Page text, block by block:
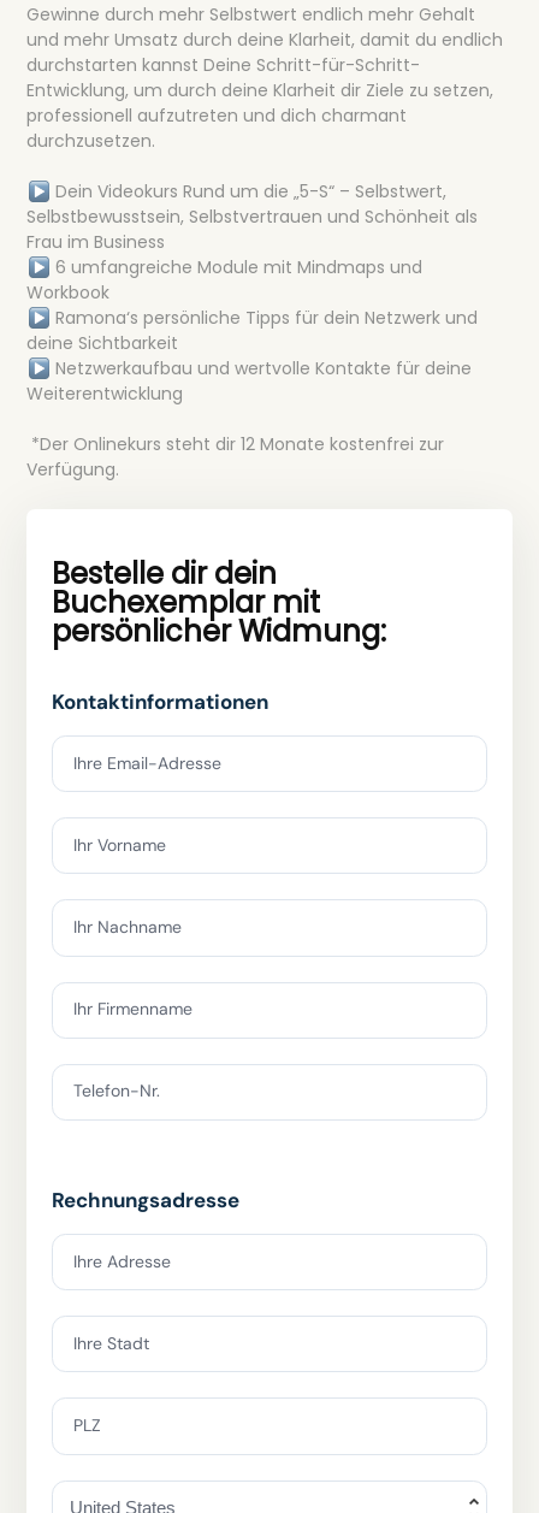
Gewinne durch mehr Selbstwert endlich mehr Gehalt
und mehr Umsatz durch deine Klarheit, damit du endlich
durchstarten kannst Deine Schritt-für-Schritt-
Entwicklung, um durch deine Klarheit dir Ziele zu setzen,
professionell aufzutreten und dich charmant
durchzusetzen.
Dein Videokurs Rund um die „5-S“ – Selbstwert,
Selbstbewusstsein, Selbstvertrauen und Schönheit als
Frau im Business
6 umfangreiche Module mit Mindmaps und
Workbook
Ramona‘s persönliche Tipps für dein Netzwerk und
deine Sichtbarkeit
Netzwerkaufbau und wertvolle Kontakte für deine
Weiterentwicklung
*Der Onlinekurs steht dir 12 Monate kostenfrei zur
Verfügung.
Bestelle dir dein
Buchexemplar mit
persönlicher Widmung:
Kontaktinformationen
Ihre Email-Adresse
Ihr Vorname
Ihr Nachname
Ihr Firmenname
Telefon-Nr.
Rechnungsadresse
Ihre Adresse
Ihre Stadt
PLZ